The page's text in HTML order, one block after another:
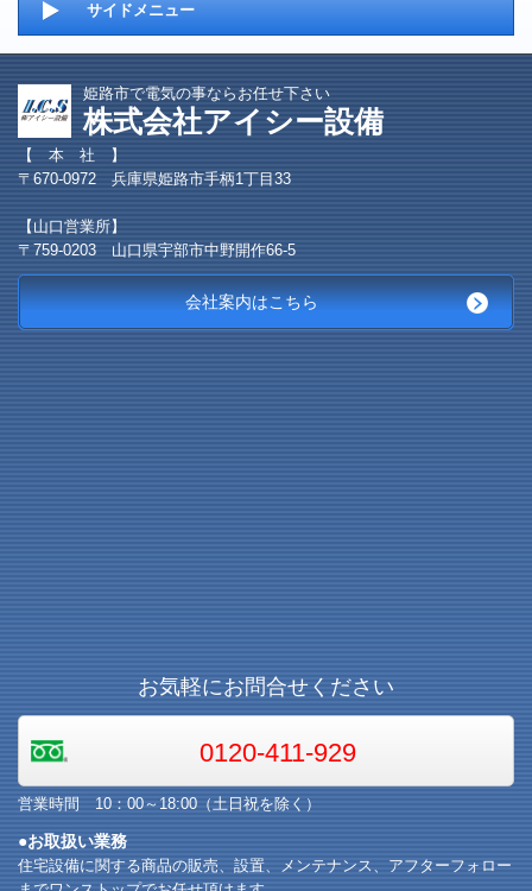
サイドメニュー
姫路市で電気の事ならお任せ下さい
株式会社アイシー設備
【 本 社 】
〒670-0972 兵庫県姫路市手柄1丁目33
【山口営業所】
〒759-0203 山口県宇部市中野開作66-5
会社案内はこちら
お気軽にお問合せください
0120-411-929
営業時間 10：00～18:00（土日祝を除く）
●お取扱い業務
住宅設備に関する商品の販売、設置、メンテナンス、アフターフォロー